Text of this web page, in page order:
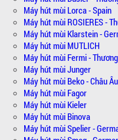
Máy hút mùi Lorca - Spain
Máy hút mùi ROSIERES -
Máy hút mùi Klarstein -
Máy hút mùi MUTLICH
Máy hút mùi Fermi -
Máy hút mùi Junger
Máy hút mùi Beko - Châu Âu
Máy hút mùi Fagor
Máy hút mùi Kieler
Máy hút mùi Binova
Máy hút mùi Spelier -